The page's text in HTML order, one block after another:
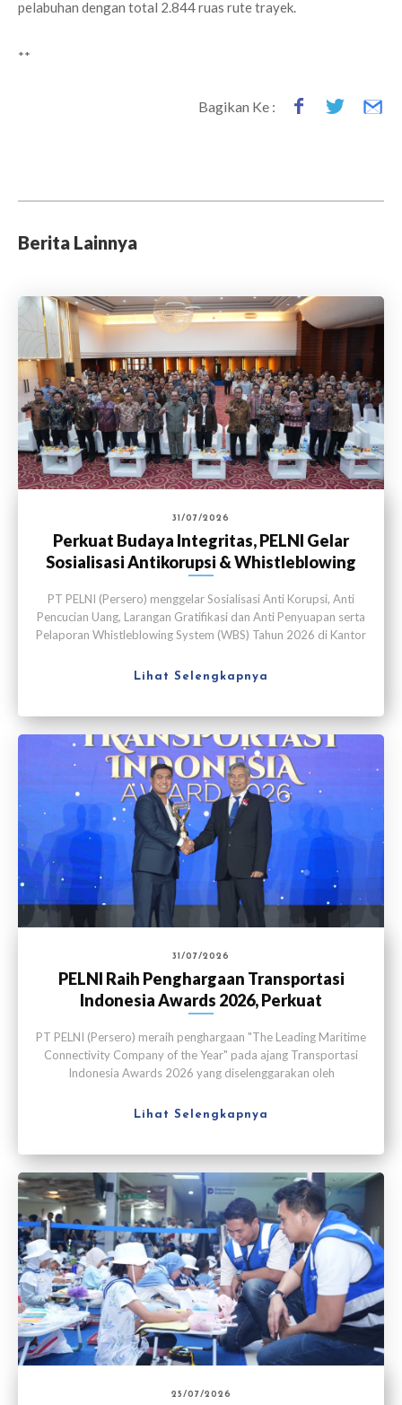
pelabuhan dengan total 2.844 ruas rute trayek.
**
Bagikan Ke :
Berita Lainnya
31/07/2026
Perkuat Budaya Integritas, PELNI Gelar
Sosialisasi Antikorupsi & Whistleblowing
System
PT PELNI (Persero) menggelar Sosialisasi Anti Korupsi, Anti
Pencucian Uang, Larangan Gratifikasi dan Anti Penyuapan serta
Pelaporan Whistleblowing System (WBS) Tahun 2026 di Kantor
Lihat Selengkapnya
31/07/2026
PELNI Raih Penghargaan Transportasi
Indonesia Awards 2026, Perkuat
Konektivitas Maritim
PT PELNI (Persero) meraih penghargaan "The Leading Maritime
Connectivity Company of the Year" pada ajang Transportasi
Indonesia Awards 2026 yang diselenggarakan oleh
Lihat Selengkapnya
25/07/2026